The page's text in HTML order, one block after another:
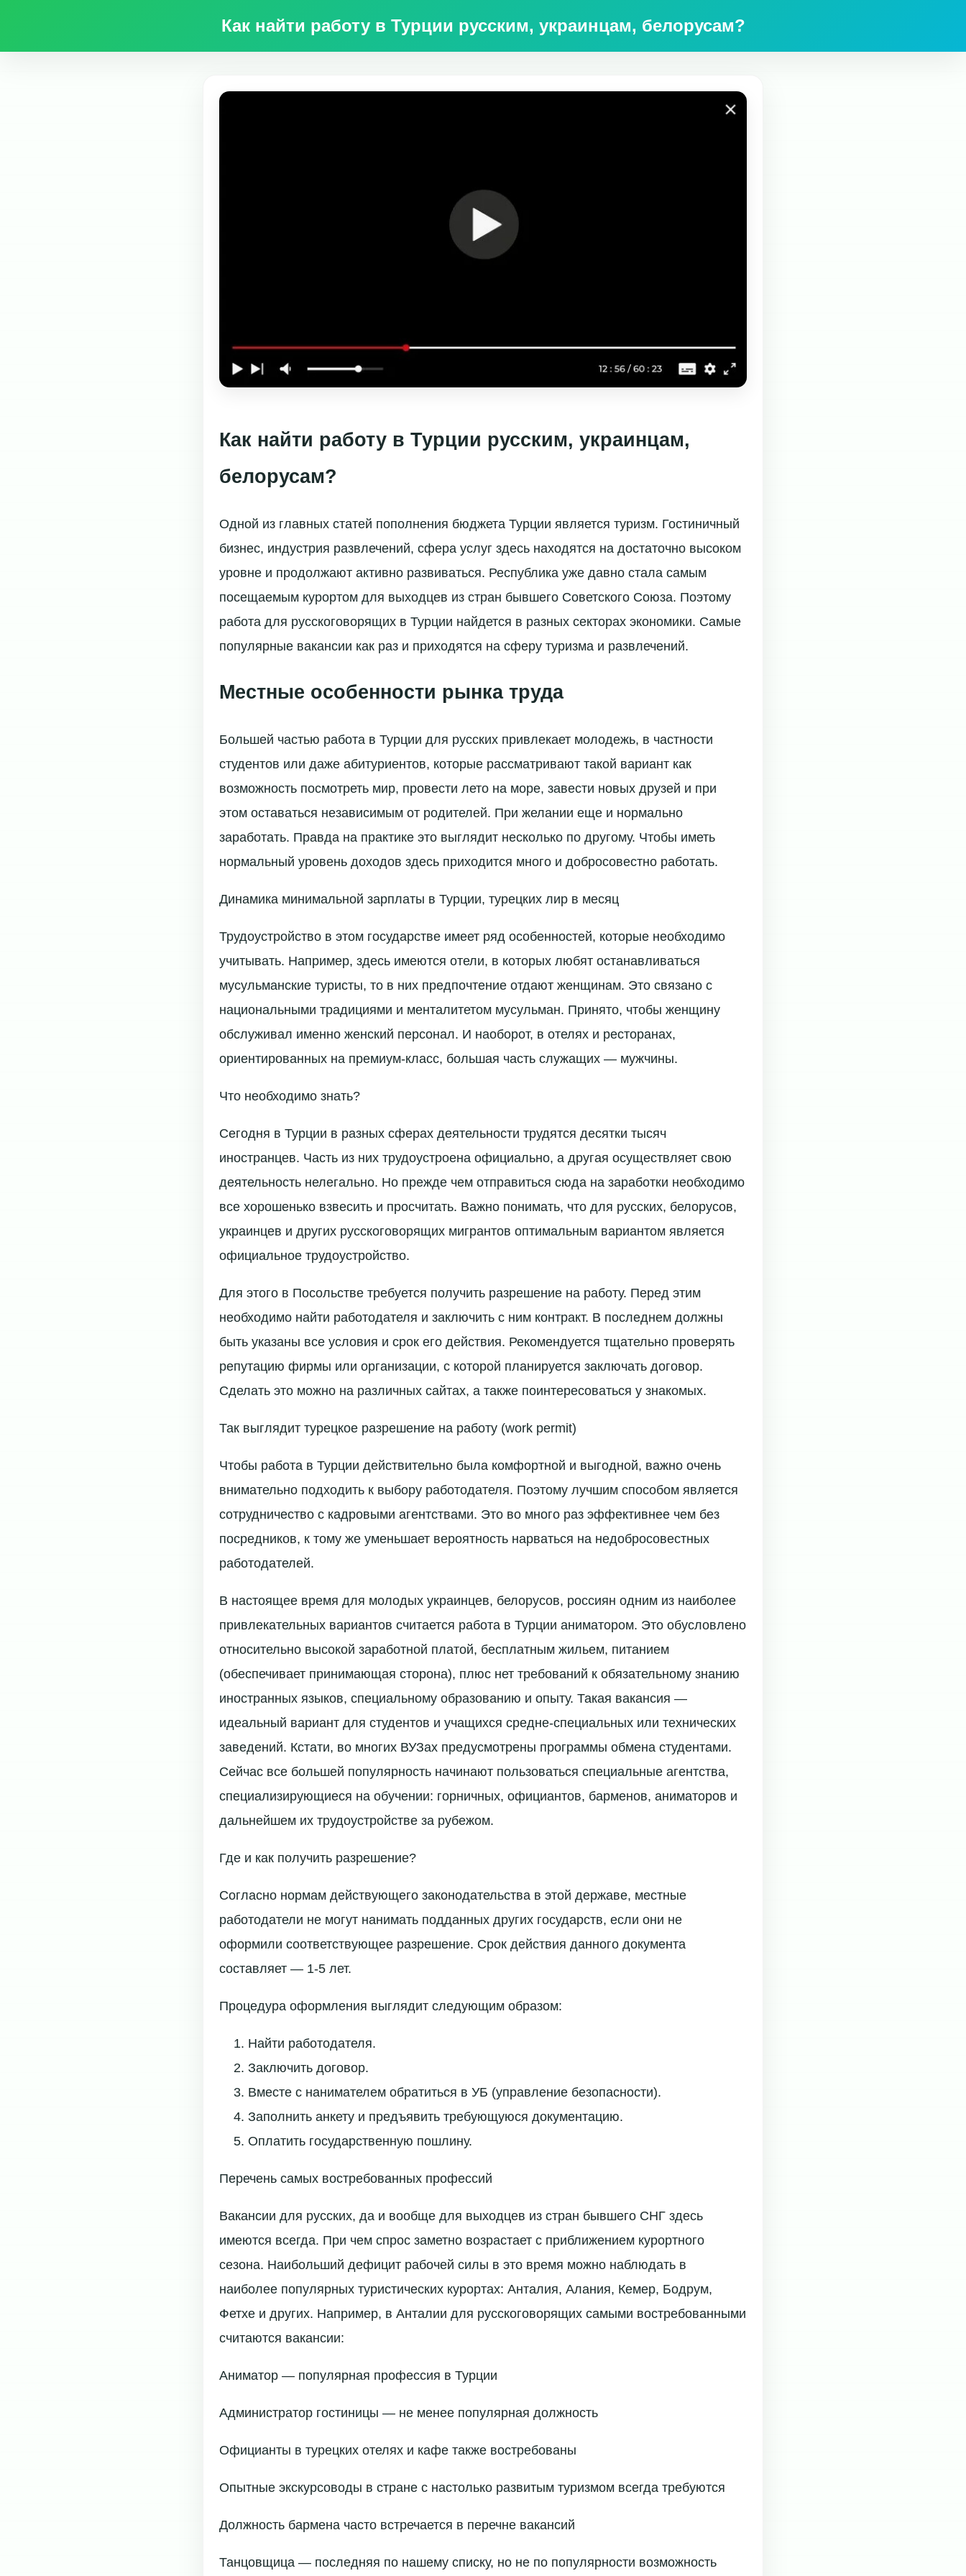
Как найти работу в Турции русским, украинцам, белорусам?
Как найти работу в Турции русским, украинцам,
белорусам?
Одной из главных статей пополнения бюджета Турции является туризм. Гостиничный
бизнес, индустрия развлечений, сфера услуг здесь находятся на достаточно высоком
уровне и продолжают активно развиваться. Республика уже давно стала самым
посещаемым курортом для выходцев из стран бывшего Советского Союза. Поэтому
работа для русскоговорящих в Турции найдется в разных секторах экономики. Самые
популярные вакансии как раз и приходятся на сферу туризма и развлечений.
Местные особенности рынка труда
Большей частью работа в Турции для русских привлекает молодежь, в частности
студентов или даже абитуриентов, которые рассматривают такой вариант как
возможность посмотреть мир, провести лето на море, завести новых друзей и при
этом оставаться независимым от родителей. При желании еще и нормально
заработать. Правда на практике это выглядит несколько по другому. Чтобы иметь
нормальный уровень доходов здесь приходится много и добросовестно работать.
Динамика минимальной зарплаты в Турции, турецких лир в месяц
Трудоустройство в этом государстве имеет ряд особенностей, которые необходимо
учитывать. Например, здесь имеются отели, в которых любят останавливаться
мусульманские туристы, то в них предпочтение отдают женщинам. Это связано с
национальными традициями и менталитетом мусульман. Принято, чтобы женщину
обслуживал именно женский персонал. И наоборот, в отелях и ресторанах,
ориентированных на премиум-класс, большая часть служащих — мужчины.
Что необходимо знать?
Сегодня в Турции в разных сферах деятельности трудятся десятки тысяч
иностранцев. Часть из них трудоустроена официально, а другая осуществляет свою
деятельность нелегально. Но прежде чем отправиться сюда на заработки необходимо
все хорошенько взвесить и просчитать. Важно понимать, что для русских, белорусов,
украинцев и других русскоговорящих мигрантов оптимальным вариантом является
официальное трудоустройство.
Для этого в Посольстве требуется получить разрешение на работу. Перед этим
необходимо найти работодателя и заключить с ним контракт. В последнем должны
быть указаны все условия и срок его действия. Рекомендуется тщательно проверять
репутацию фирмы или организации, с которой планируется заключать договор.
Сделать это можно на различных сайтах, а также поинтересоваться у знакомых.
Так выглядит турецкое разрешение на работу (work permit)
Чтобы работа в Турции действительно была комфортной и выгодной, важно очень
внимательно подходить к выбору работодателя. Поэтому лучшим способом является
сотрудничество с кадровыми агентствами. Это во много раз эффективнее чем без
посредников, к тому же уменьшает вероятность нарваться на недобросовестных
работодателей.
В настоящее время для молодых украинцев, белорусов, россиян одним из наиболее
привлекательных вариантов считается работа в Турции аниматором. Это обусловлено
относительно высокой заработной платой, бесплатным жильем, питанием
(обеспечивает принимающая сторона), плюс нет требований к обязательному знанию
иностранных языков, специальному образованию и опыту. Такая вакансия —
идеальный вариант для студентов и учащихся средне-специальных или технических
заведений. Кстати, во многих ВУЗах предусмотрены программы обмена студентами.
Сейчас все большей популярность начинают пользоваться специальные агентства,
специализирующиеся на обучении: горничных, официантов, барменов, аниматоров и
дальнейшем их трудоустройстве за рубежом.
Где и как получить разрешение?
Согласно нормам действующего законодательства в этой державе, местные
работодатели не могут нанимать подданных других государств, если они не
оформили соответствующее разрешение. Срок действия данного документа
составляет — 1-5 лет.
Процедура оформления выглядит следующим образом:
Найти работодателя.
Заключить договор.
Вместе с нанимателем обратиться в УБ (управление безопасности).
Заполнить анкету и предъявить требующуюся документацию.
Оплатить государственную пошлину.
Перечень самых востребованных профессий
Вакансии для русских, да и вообще для выходцев из стран бывшего СНГ здесь
имеются всегда. При чем спрос заметно возрастает с приближением курортного
сезона. Наибольший дефицит рабочей силы в это время можно наблюдать в
наиболее популярных туристических курортах: Анталия, Алания, Кемер, Бодрум,
Фетхе и других. Например, в Анталии для русскоговорящих самыми востребованными
считаются вакансии:
Аниматор — популярная профессия в Турции
Администратор гостиницы — не менее популярная должность
Официанты в турецких отелях и кафе также востребованы
Опытные экскурсоводы в стране с настолько развитым туризмом всегда требуются
Должность бармена часто встречается в перечне вакансий
Танцовщица — последняя по нашему списку, но не по популярности возможность